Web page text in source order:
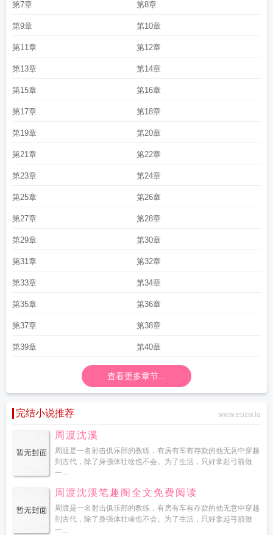
第7章 第8章
第9章 第10章
第11章 第12章
第13章 第14章
第15章 第16章
第17章 第18章
第19章 第20章
第21章 第22章
第23章 第24章
第25章 第26章
第27章 第28章
第29章 第30章
第31章 第32章
第33章 第34章
第35章 第36章
第37章 第38章
第39章 第40章
查看更多章节...
完结小说推荐 www.epzw.la
周渡沈溪
周渡是一名射击俱乐部的教练，有房有车有存款的他无意中穿越
到古代，除了身强体壮啥也不会。为了生活，只好拿起弓箭做
一...
周渡沈溪笔趣阁全文免费阅读
周渡是一名射击俱乐部的教练，有房有车有存款的他无意中穿越
到古代，除了身强体壮啥也不会。为了生活，只好拿起弓箭做
一...